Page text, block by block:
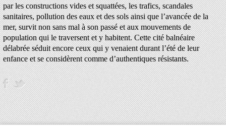
par les constructions vides et squattées, les trafics, scandales
sanitaires, pollution des eaux et des sols ainsi que l’avancée de la
mer, survit non sans mal à son passé et aux mouvements de
population qui le traversent et y habitent. Cette cité balnéaire
délabrée séduit encore ceux qui y venaient durant l’été de leur
enfance et se considèrent comme d’authentiques résistants.